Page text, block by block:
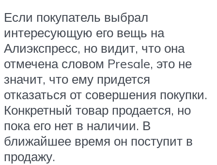
Если покупатель выбрал
интересующую его вещь на
Алиэкспресс, но видит, что она
отмечена словом Presale, это не
значит, что ему придется
отказаться от совершения покупки.
Конкретный товар продается, но
пока его нет в наличии. В
ближайшее время он поступит в
продажу.